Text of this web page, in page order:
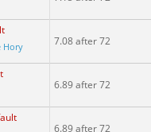
Hory 7.08 after 72
6.89 after 72
6.89 after 72